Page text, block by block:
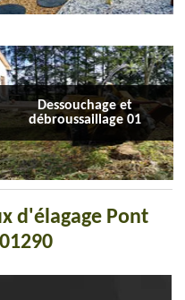
Dessouchage et
débroussaillage 01
d'élagage Pont